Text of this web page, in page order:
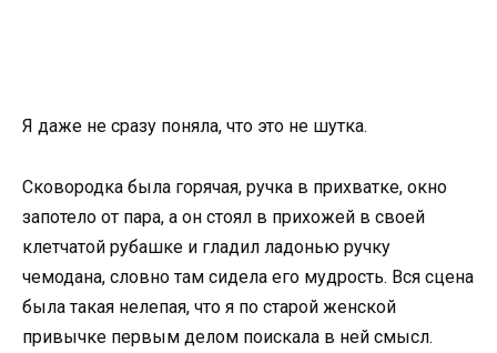
Я даже не сразу поняла, что это не шутка.
Сковородка была горячая, ручка в прихватке, окно
запотело от пара, а он стоял в прихожей в своей
клетчатой рубашке и гладил ладонью ручку
чемодана, словно там сидела его мудрость. Вся сцена
была такая нелепая, что я по старой женской
привычке первым делом поискала в ней смысл.